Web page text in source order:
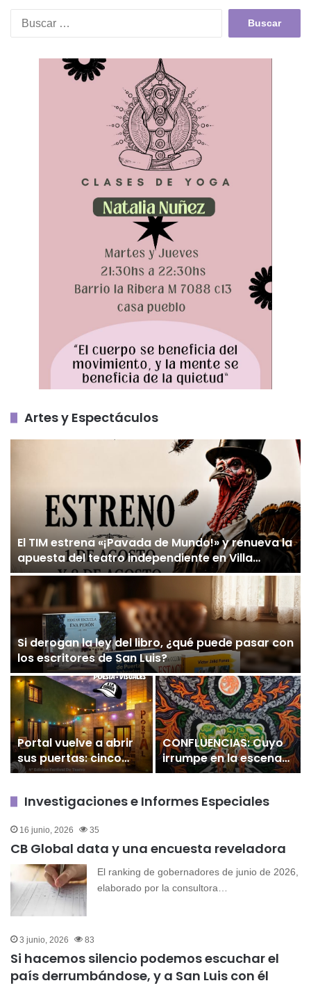
Artes y Espectáculos
El TIM estrena «¡Pavada de Mundo!» y renueva la
apuesta del teatro independiente en Villa
Mercedes
Si derogan la ley del libro, ¿qué puede pasar con
los escritores de San Luis?
Portal vuelve a abrir
sus puertas: cinco
días para celebrar
recupera un nuevo
cultura
CONFLUENCIAS: Cuyo
irrumpe en la escena
nacional con arte
fuerte presencia
Investigaciones e Informes Especiales
16 junio, 2026 35
CB Global data y una encuesta reveladora
El ranking de gobernadores de junio de 2026,
elaborado por la consultora…
3 junio, 2026 83
Si hacemos silencio podemos escuchar el
país derrumbándose, y a San Luis con él